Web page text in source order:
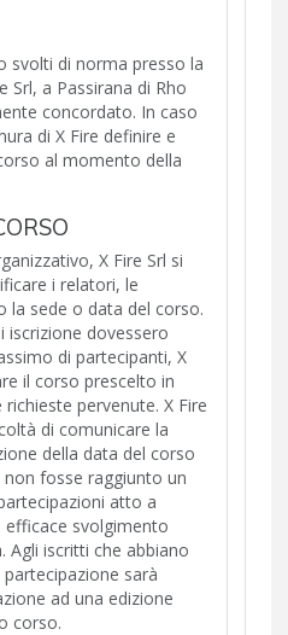
svolti di norma presso la
Srl, a Passirana di Rho
concordato. In caso
di X Fire definire e
al momento della
X Fire Srl si
i relatori, le
la sede o data del corso.
iscrizione dovessero
di partecipanti, X
il corso prescelto in
pervenute. X Fire
di comunicare la
della data del corso
fosse raggiunto un
atto a
svolgimento
Agli iscritti che abbiano
sarà
ad una edizione
corso.